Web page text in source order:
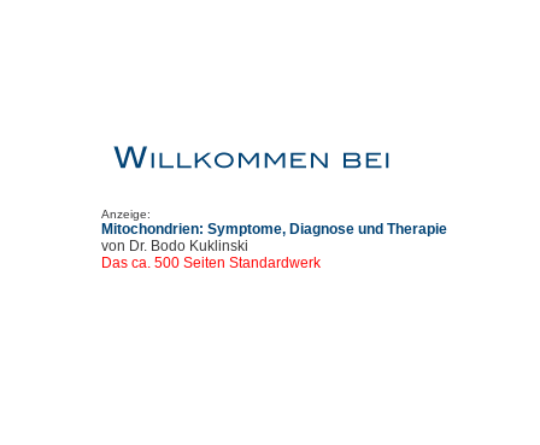
Anzeige:
Mitochondrien: Symptome, Diagnose und Therapie
von Dr. Bodo Kuklinski
Das ca. 500 Seiten Standardwerk